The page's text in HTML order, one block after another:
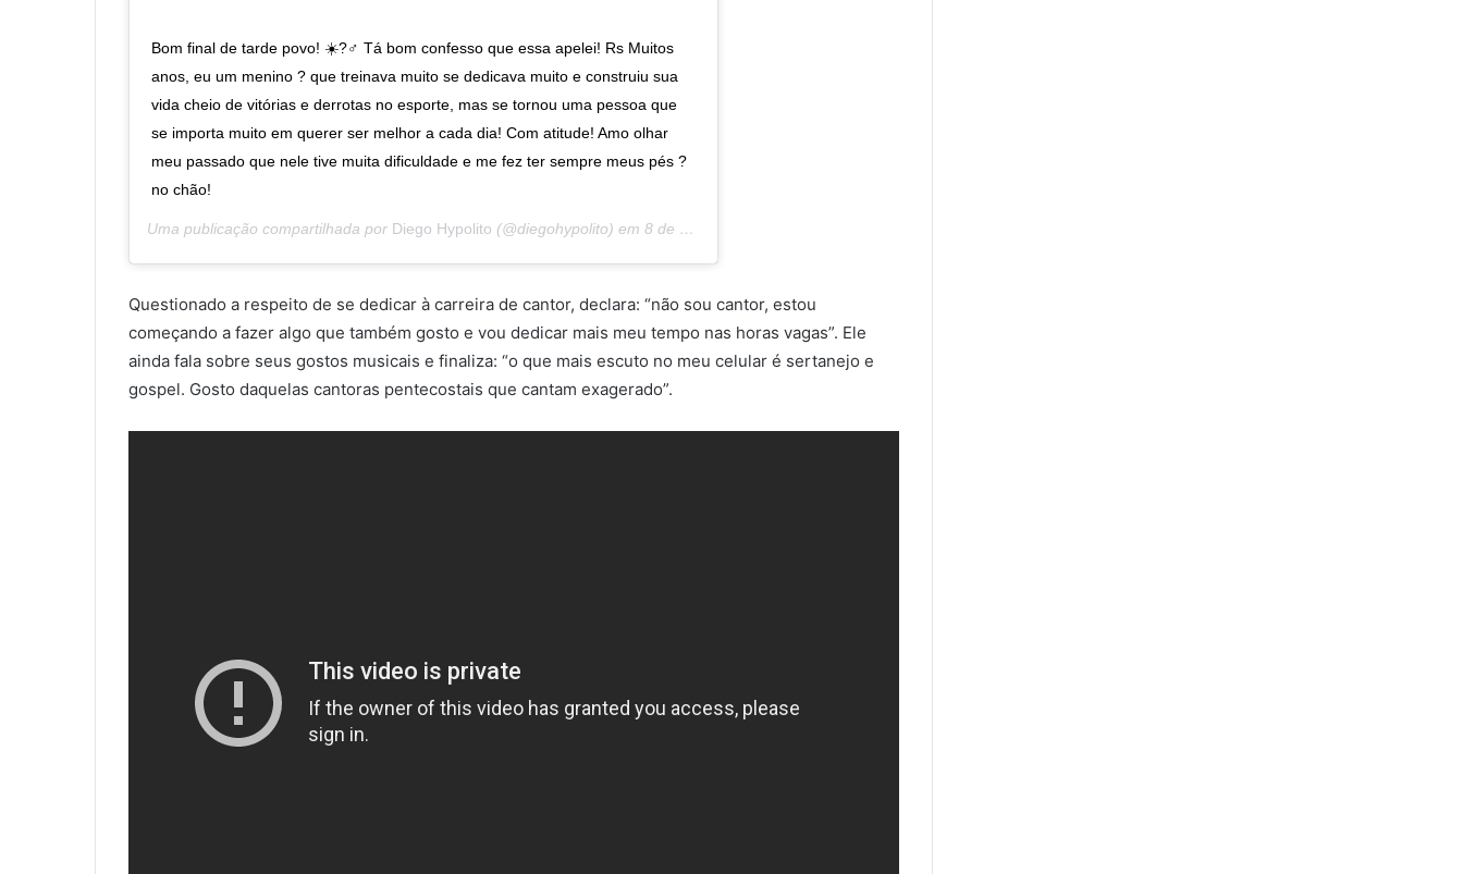
Bom final de tarde povo! ☀️?‍♂️ Tá bom confesso que essa apelei! Rs Muitos
anos, eu um menino ? que treinava muito se dedicava muito e construiu sua
vida cheio de vitórias e derrotas no esporte, mas se tornou uma pessoa que
se importa muito em querer ser melhor a cada dia! Com atitude! Amo olhar
meu passado que nele tive muita dificuldade e me fez ter sempre meus pés ?
no chão!
Uma publicação compartilhada por Diego Hypolito (@diegohypolito) em 8 de Jul, 2019 às 1:28 PDT
Questionado a respeito de se dedicar à carreira de cantor, declara: “não sou cantor, estou
começando a fazer algo que também gosto e vou dedicar mais meu tempo nas horas vagas”. Ele
ainda fala sobre seus gostos musicais e finaliza: “o que mais escuto no meu celular é sertanejo e
gospel. Gosto daquelas cantoras pentecostais que cantam exagerado”.